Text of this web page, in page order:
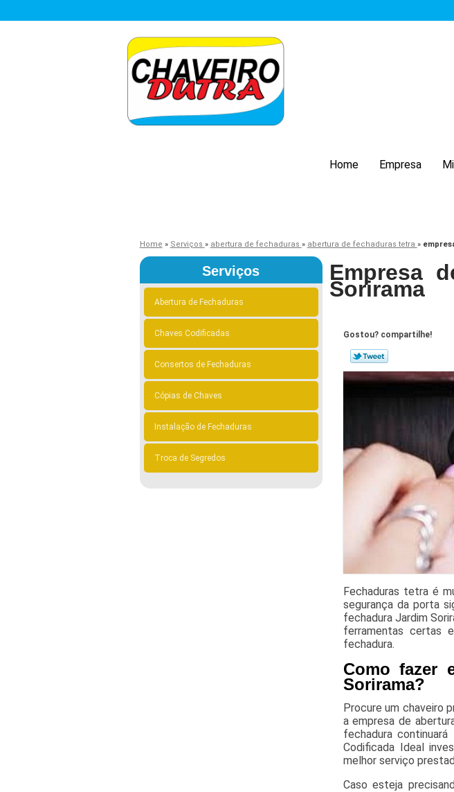
Home Empresa
Home » Serviços » abertura de fechaduras » abertura de fechaduras tetra »
Serviços
Abertura de Fechaduras
Chaves Codificadas
Consertos de Fechaduras
Cópias de Chaves
Instalação de Fechaduras
Troca de Segredos
Empresa
Sorirama
Gostou? compartilhe!
Fechaduras tetra é
segurança da porta
fechadura Jardim
ferramentas certas
fechadura.
Como fazer
Sorirama?
Procure um chaveiro
a empresa de
fechadura
Codificada Ideal
melhor serviço
Caso esteja